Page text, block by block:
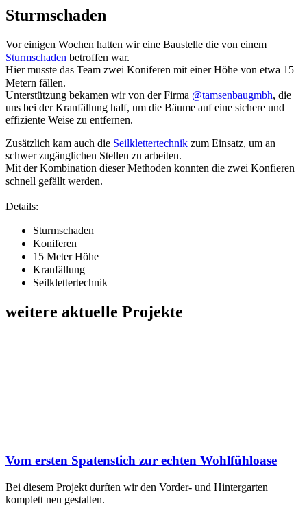
Sturmschaden
Vor einigen Wochen hatten wir eine Baustelle die von einem
Sturmschaden betroffen war.⠀
Hier musste das Team zwei Koniferen mit einer Höhe von etwa 15
Metern fällen.⠀
Unterstützung bekamen wir von der Firma @tamsenbaugmbh, die
uns bei der Kranfällung half, um die Bäume auf eine sichere und
effiziente Weise zu entfernen.
Zusätzlich kam auch die Seilklettertechnik zum Einsatz, um an
schwer zugänglichen Stellen zu arbeiten.
Mit der Kombination dieser Methoden konnten die zwei Konfieren
schnell gefällt werden.⠀
Details:
Sturmschaden ⠀
Koniferen ⠀
15 Meter Höhe ⠀
Kranfällung ⠀
Seilklettertechnik ⠀
weitere aktuelle Projekte
Vom ersten Spatenstich zur echten Wohlfühloase
Bei diesem Projekt durften wir den Vorder- und Hintergarten
komplett neu gestalten.